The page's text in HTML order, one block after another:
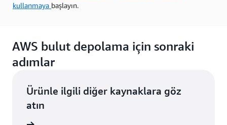
kullanmaya başlayın.
AWS bulut depolama için sonraki
adımlar
Ürünle ilgili diğer kaynaklara göz
atın